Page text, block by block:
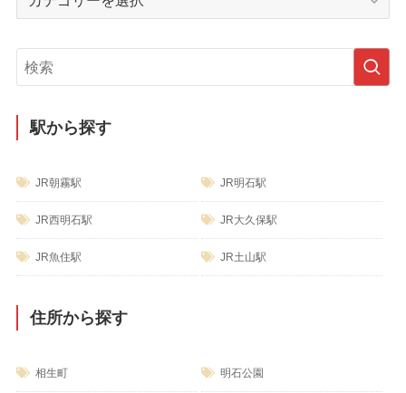
ブ
リ
ー
駅から探す
JR朝霧駅 JR明石駅
JR西明石駅 JR大久保駅
JR魚住駅 JR土山駅
住所から探す
相生町 明石公園